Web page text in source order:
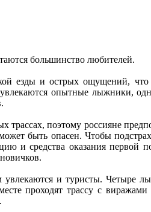
большинство любителей.
езды и острых ощущений, что
опытные лыжники,
поэтому россияне
быть опасен. Чтобы
и средства оказания первой
и туристы. Четыре
проходят трассу с